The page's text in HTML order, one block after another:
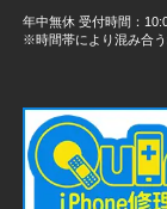
年中無休 受付時間：
※時間帯により混み合う